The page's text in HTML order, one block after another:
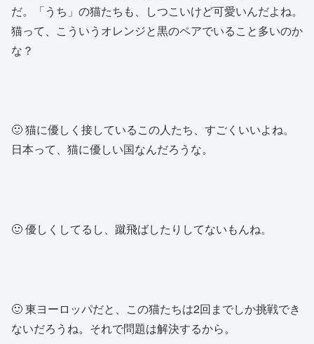
だ。「うち」の猫たちも、しつこいけど可愛いんだよね。
猫って、こういうオレンジと黒のペアでいること多いのか
な？
🙂 猫に優しく接しているこの人たち、すごくいいよね。
日本って、猫に優しい国なんだろうな。
🙂 優しくしてるし、蹴飛ばしたりしてないもんね。
🙂 東ヨーロッパだと、この猫たちは2回までしか挑戦でき
ないだろうね。それで問題は解決するから。